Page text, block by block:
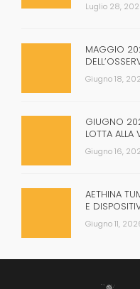
Luglio 28,
MAGGIO
Giugno 18,
GIUGNO
LOTTA
Giugno 16,
AETHINA
E
Giugno 11,